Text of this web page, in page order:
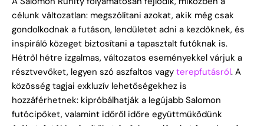
célunk változatlan: megszólítani azokat, akik még csak
gondolkodnak a futáson, lendületet adni a kezdőknek, és
inspiráló közeget biztosítani a tapasztalt futóknak is.
Hétről hétre izgalmas, változatos eseményekkel várjuk a
résztvevőket, legyen szó aszfaltos vagy terepfutásról. A
közösség tagjai exkluzív lehetőségekhez is
hozzáférhetnek: kipróbálhatják a legújabb Salomon
futócipőket, valamint időről időre együttműködünk